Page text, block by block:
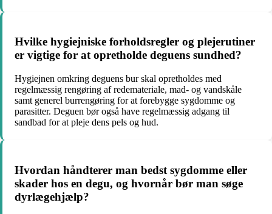
Hvilke hygiejniske forholdsregler og plejerutiner
er vigtige for at opretholde deguens sundhed?
Hygiejnen omkring deguens bur skal opretholdes med
regelmæssig rengøring af redemateriale, mad- og vandskåle
samt generel burrengøring for at forebygge sygdomme og
parasitter. Deguen bør også have regelmæssig adgang til
sandbad for at pleje dens pels og hud.
Hvordan håndterer man bedst sygdomme eller
skader hos en degu, og hvornår bør man søge
dyrlægehjælp?